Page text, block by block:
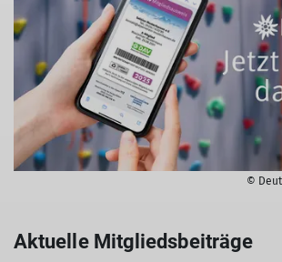
©
Aktuelle Mitgliedsbeiträge